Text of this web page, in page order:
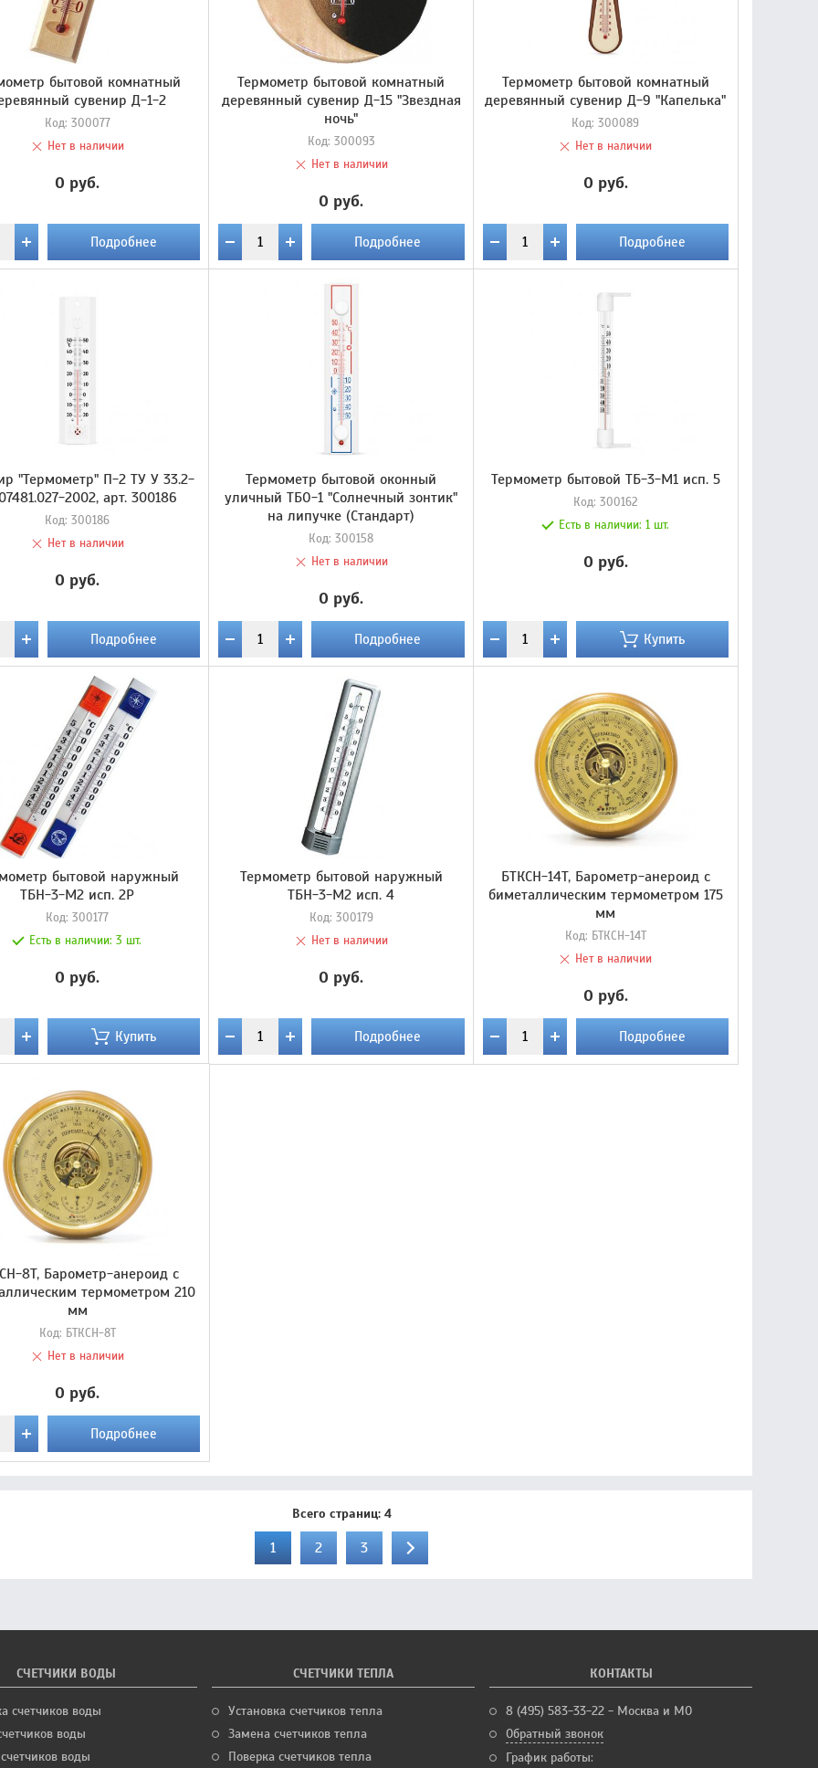
бытовой комнатный
сувенир Д-1-2
Код: 300077
Нет в наличии
0 руб.
Подробнее
Термометр бытовой комнатный
деревянный сувенир Д-15 "Звездная
ночь"
Код: 300093
Нет в наличии
0 руб.
Подробнее
Термометр бытовой комнатный
деревянный сувенир Д-9 "Капелька"
Код:300089
Нет в наличии
0 руб.
Подробнее
"Термометр" П-2 ТУ У 33.2-
2002, арт. 300186
Код:300186
Нет в наличии
0 руб.
Подробнее
Термометр бытовой оконный
уличный ТБО-1 "Солнечный зонтик"
на липучке (Стандарт)
Код:300158
Нет в наличии
0 руб.
Подробнее
Термометр бытовой ТБ-3-М1 исп. 5
Код: 300162
Есть в наличии: 1 шт.
0 руб.
Купить
бытовой наружный
ТБН-3-М2 исп. 2Р
Код:300177
Есть в наличии:3 шт.
0 руб.
Купить
Термометр бытовой наружный
ТБН-3-М2 исп. 4
Код: 300179
Нет в наличии
0 руб.
Подробнее
БТКСН-14Т, Барометр-анероид с
биметаллическим термометром 175
мм
Код: БТКСН-14Т
Нет в наличии
0 руб.
Подробнее
8Т, Барометр-анероид с
термометром 210
мм
Код: БТКСН-8Т
Нет в наличии
0 руб.
Подробнее
Всего страниц: 4
1 2 3
СЧЕТЧИКИ ВОДЫ
счетчиков воды
воды
воды
СЧЕТЧИКИ ТЕПЛА
Установка счетчиков тепла
Замена счетчиков тепла
Поверка счетчиков тепла
КОНТАКТЫ
8 (495) 583-33-22 - Москва и МО
Обратный звонок
График работы: